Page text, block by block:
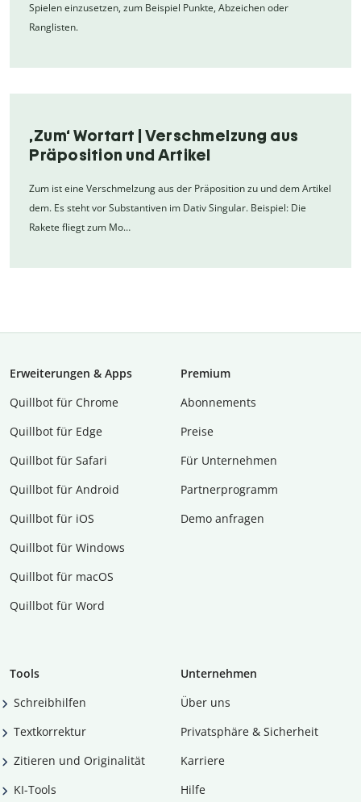
Spielen einzusetzen, zum Beispiel Punkte, Abzeichen oder
Ranglisten.
‚Zum‘ Wortart | Verschmelzung aus
Präposition und Artikel
Zum ist eine Verschmelzung aus der Präposition zu und dem Artikel
dem. Es steht vor Substantiven im Dativ Singular. Beispiel: Die
Rakete fliegt zum Mo…
Erweiterungen & Apps
Quillbot für Chrome
Quillbot für Edge
Quillbot für Safari
Quillbot für Android
Quillbot für iOS
Quillbot für Windows
Quillbot für macOS
Quillbot für Word
Premium
Abon­ne­ments
Preise
Für Unternehmen
Partnerprogramm
Demo anfragen
Tools
Schreibhilfen
Textkorrektur
Zitieren und Originalität
KI-Tools
Unternehmen
Über uns
Privatsphäre & Sicherheit
Karriere
Hilfe